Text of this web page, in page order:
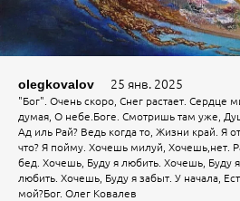
olegkovalov 25 янв. 2025
"Бог". Очень скоро, Снег растает. Сердце
думая, О небе.Боге. Смотришь там уже,
Ад иль Рай? Ведь когда то, Жизни край. Я
что? Я пойму. Хочешь милуй, Хочешь,нет.
бед. Хочешь, Буду я любить. Хочешь, Буду
любить. Хочешь, Буду я забыт. У начала,
мой?Бог. Олег Ковалев